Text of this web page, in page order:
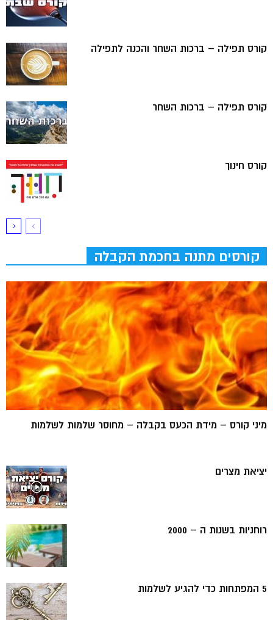
קורס תפילה – ברכות השחר והכנה לתפילה
קורס תפילה – ברכות השחר
קורס חינוך
קורסים מתנה בחכמת הקבלה
מיני קורס – מידת הכעס בקבלה – מחוסר שלמות לשלמות
יציאת מצרים
רוחניות בשנות ה – 2000
5 המפתחות כדי להגיע לשלמות